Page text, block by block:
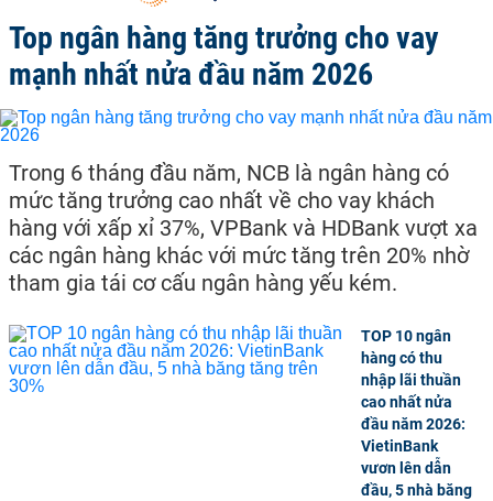
Top ngân hàng tăng trưởng cho vay
mạnh nhất nửa đầu năm 2026
Trong 6 tháng đầu năm, NCB là ngân hàng có
mức tăng trưởng cao nhất về cho vay khách
hàng với xấp xỉ 37%, VPBank và HDBank vượt xa
các ngân hàng khác với mức tăng trên 20% nhờ
tham gia tái cơ cấu ngân hàng yếu kém.
TOP 10 ngân
hàng có thu
nhập lãi thuần
cao nhất nửa
đầu năm 2026:
VietinBank
vươn lên dẫn
đầu, 5 nhà băng